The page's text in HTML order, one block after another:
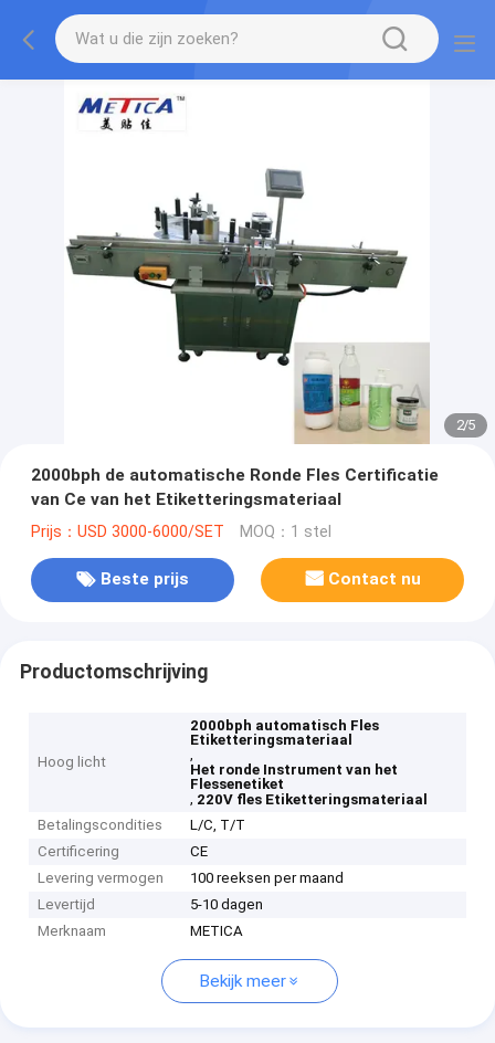
2/5
2000bph de automatische Ronde Fles Certificatie
van Ce van het Etiketteringsmateriaal
Prijs：USD 3000-6000/SET MOQ：1 stel
Beste prijs Contact nu
Productomschrijving
Hoog licht
2000bph automatisch Fles
Etiketteringsmateriaal
,
Het ronde Instrument van het
Flessenetiket
, 220V fles Etiketteringsmateriaal
Betalingscondities
L/C, T/T
Certificering
CE
Levering vermogen
100 reeksen per maand
Levertijd
5-10 dagen
Merknaam
METICA
Bekijk meer